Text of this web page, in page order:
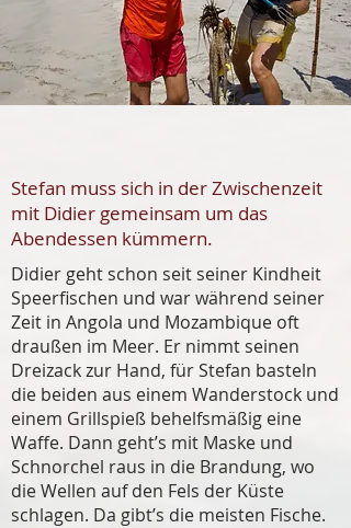
Stefan muss sich in der Zwischenzeit
mit Didier gemeinsam um das
Abendessen kümmern.
Didier geht schon seit seiner Kindheit
Speerfischen und war während seiner
Zeit in Angola und Mozambique oft
draußen im Meer. Er nimmt seinen
Dreizack zur Hand, für Stefan basteln
die beiden aus einem Wanderstock und
einem Grillspieß behelfsmäßig eine
Waffe. Dann geht’s mit Maske und
Schnorchel raus in die Brandung, wo
die Wellen auf den Fels der Küste
schlagen. Da gibt’s die meisten Fische.